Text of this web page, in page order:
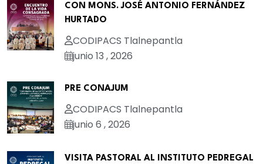
CON MONS. JOSÉ ANTONIO FERNÁNDEZ
HURTADO
CODIPACS Tlalnepantla
junio 13 , 2026
PRE CONAJUM
CODIPACS Tlalnepantla
junio 6 , 2026
VISITA PASTORAL AL INSTITUTO PEDREGAL